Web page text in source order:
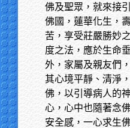
佛及聖眾，就來接
佛國，蓮華化生，
苦，享受莊嚴勝妙
度之法，應於生命
外，家屬及親友們
其心境平靜、清淨
佛，以引導病人的
心，心中也隨著念
安全感，一心求生